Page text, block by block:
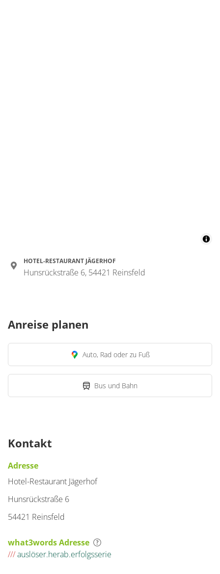
HOTEL-RESTAURANT JÄGERHOF
Hunsrückstraße 6, 54421 Reinsfeld
Anreise planen
Auto, Rad oder zu Fuß
Bus und Bahn
Kontakt
Adresse
Hotel-Restaurant Jägerhof
Hunsrückstraße 6
54421 Reinsfeld
what3words Adresse
///auslöser.herab.erfolgsserie